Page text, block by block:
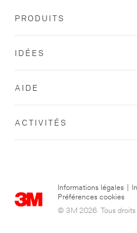
ce
pour
finaliser
inscription.
PRODUITS
IDÉES
AIDE
ACTIVITÉS
Informations légales
Préférences cookies
© 3M 2026. Tous droits